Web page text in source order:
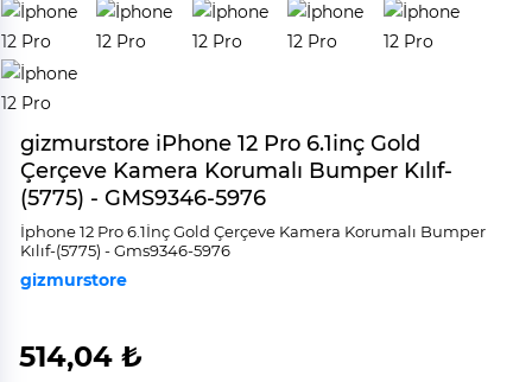
gizmurstore iPhone 12 Pro 6.1inç Gold
Çerçeve Kamera Korumalı Bumper Kılıf-
(5775) - GMS9346-5976
İphone 12 Pro 6.1İnç Gold Çerçeve Kamera Korumalı Bumper
Kılıf-(5775) - Gms9346-5976
gizmurstore
514,04 ₺